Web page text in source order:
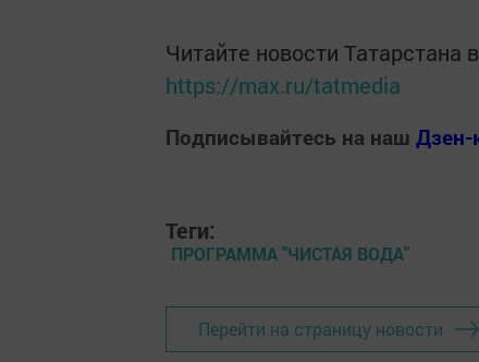
Читайте новости
https://max.ru/tatmedia
Подписывайтесь на наш Дзен-
Теги:
ПРОГРАММА "ЧИСТАЯ ВОДА"
Перейти на страницу новости